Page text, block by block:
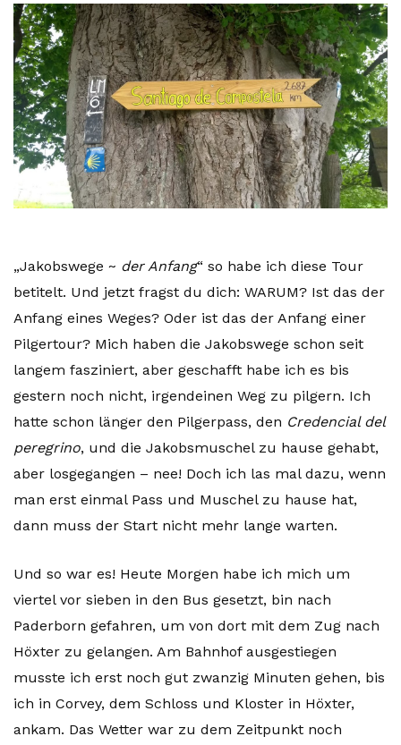
„Jakobswege ~ der Anfang“ so habe ich diese Tour
betitelt. Und jetzt fragst du dich: WARUM? Ist das der
Anfang eines Weges? Oder ist das der Anfang einer
Pilgertour? Mich haben die Jakobswege schon seit
langem fasziniert, aber geschafft habe ich es bis
gestern noch nicht, irgendeinen Weg zu pilgern. Ich
hatte schon länger den Pilgerpass, den Credencial del
peregrino, und die Jakobsmuschel zu hause gehabt,
aber losgegangen – nee! Doch ich las mal dazu, wenn
man erst einmal Pass und Muschel zu hause hat,
dann muss der Start nicht mehr lange warten.
Und so war es! Heute Morgen habe ich mich um
viertel vor sieben in den Bus gesetzt, bin nach
Paderborn gefahren, um von dort mit dem Zug nach
Höxter zu gelangen. Am Bahnhof ausgestiegen
musste ich erst noch gut zwanzig Minuten gehen, bis
ich in Corvey, dem Schloss und Kloster in Höxter,
ankam. Das Wetter war zu dem Zeitpunkt noch